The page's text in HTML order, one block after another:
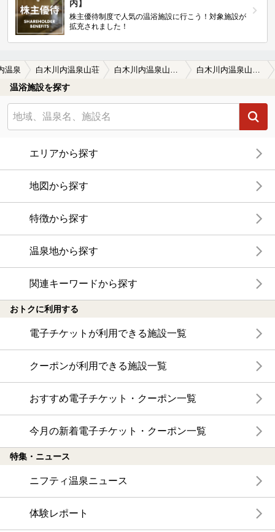
内】
株主優待制度で人気の温浴施設に行こう！対象施設が
拡充されました！
温泉 白木川内温泉山荘
温浴施設を探す
エリアから探す
地図から探す
特徴から探す
温泉地から探す
関連キーワードから探す
おトクに利用する
電子チケットが利用できる施設一覧
クーポンが利用できる施設一覧
おすすめ電子チケット・クーポン一覧
今月の新着電子チケット・クーポン一覧
特集・ニュース
ニフティ温泉ニュース
体験レポート